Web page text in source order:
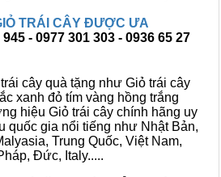
TRÁI CÂY ĐƯỢC ƯA
- 0977 301 303 - 0936 65 27
cây quà tặng như Giỏ trái cây
xanh đỏ tím vàng hồng trắng
hiệu Giỏ trái cây chính hãng uy
quốc gia nổi tiếng như Nhật Bản,
Trung Quốc, Việt Nam,
Đức, Italy.....